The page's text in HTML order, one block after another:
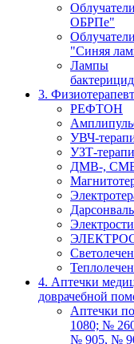
ОБРПе"
"Синяя
Лампы
3.
РЕФТОН
УВЧ-
УЗТ-
ДМВ-, СМВ-
4. Аптечки
доврачебной
Аптечки
1080; №
№ 905, №